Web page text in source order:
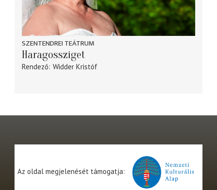
SZENTENDREI TEÁTRUM
Haragossziget
Rendező Widder Kristóf
Az oldal megjelenését támogatja: